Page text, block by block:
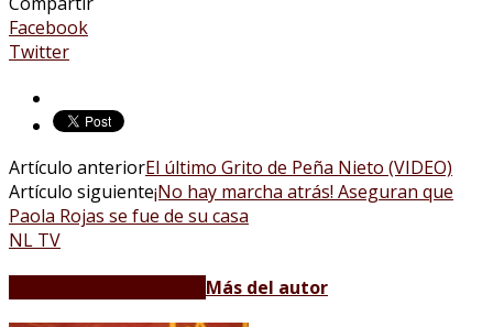
Facebook
Twitter
Artículo anteriorEl último Grito de Peña Nieto (VIDEO)
Artículo siguiente¡No hay marcha atrás! Aseguran que
Paola Rojas se fue de su casa
NL TV
Más del autor